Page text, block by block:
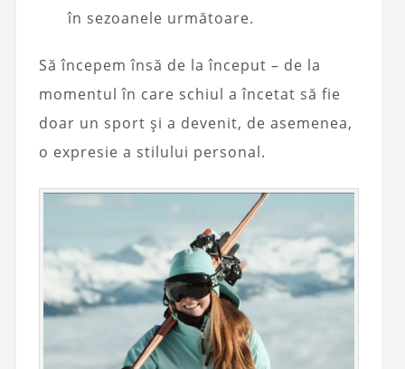
în sezoanele următoare.
Să începem însă de la început – de la
momentul în care schiul a încetat să fie
doar un sport și a devenit, de asemenea,
o expresie a stilului personal.